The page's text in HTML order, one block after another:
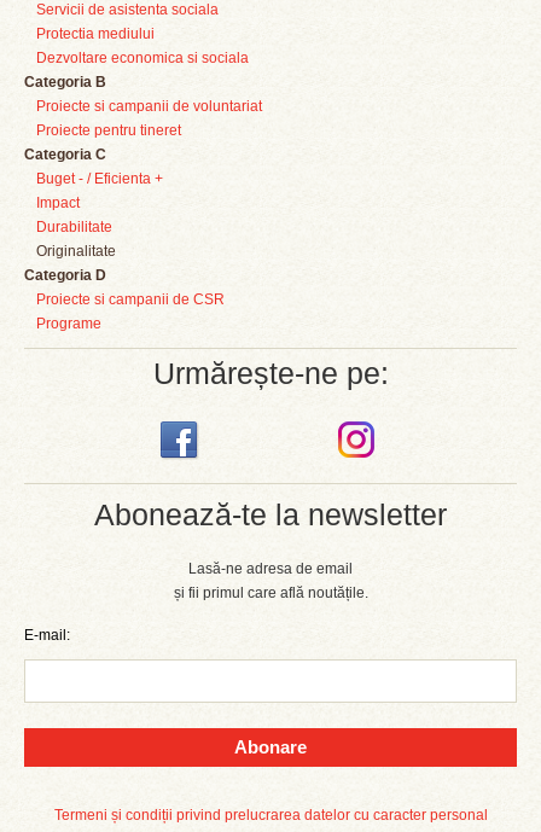
Servicii de asistenta sociala
Protectia mediului
Dezvoltare economica si sociala
Categoria B
Proiecte si campanii de voluntariat
Proiecte pentru tineret
Categoria C
Buget - / Eficienta +
Impact
Durabilitate
Originalitate
Categoria D
Proiecte si campanii de CSR
Programe
Urmărește-ne pe:
Abonează-te la newsletter
Lasă-ne adresa de email
și fii primul care află noutățile.
E-mail:
Abonare
Termeni și condiții privind prelucrarea datelor cu caracter personal